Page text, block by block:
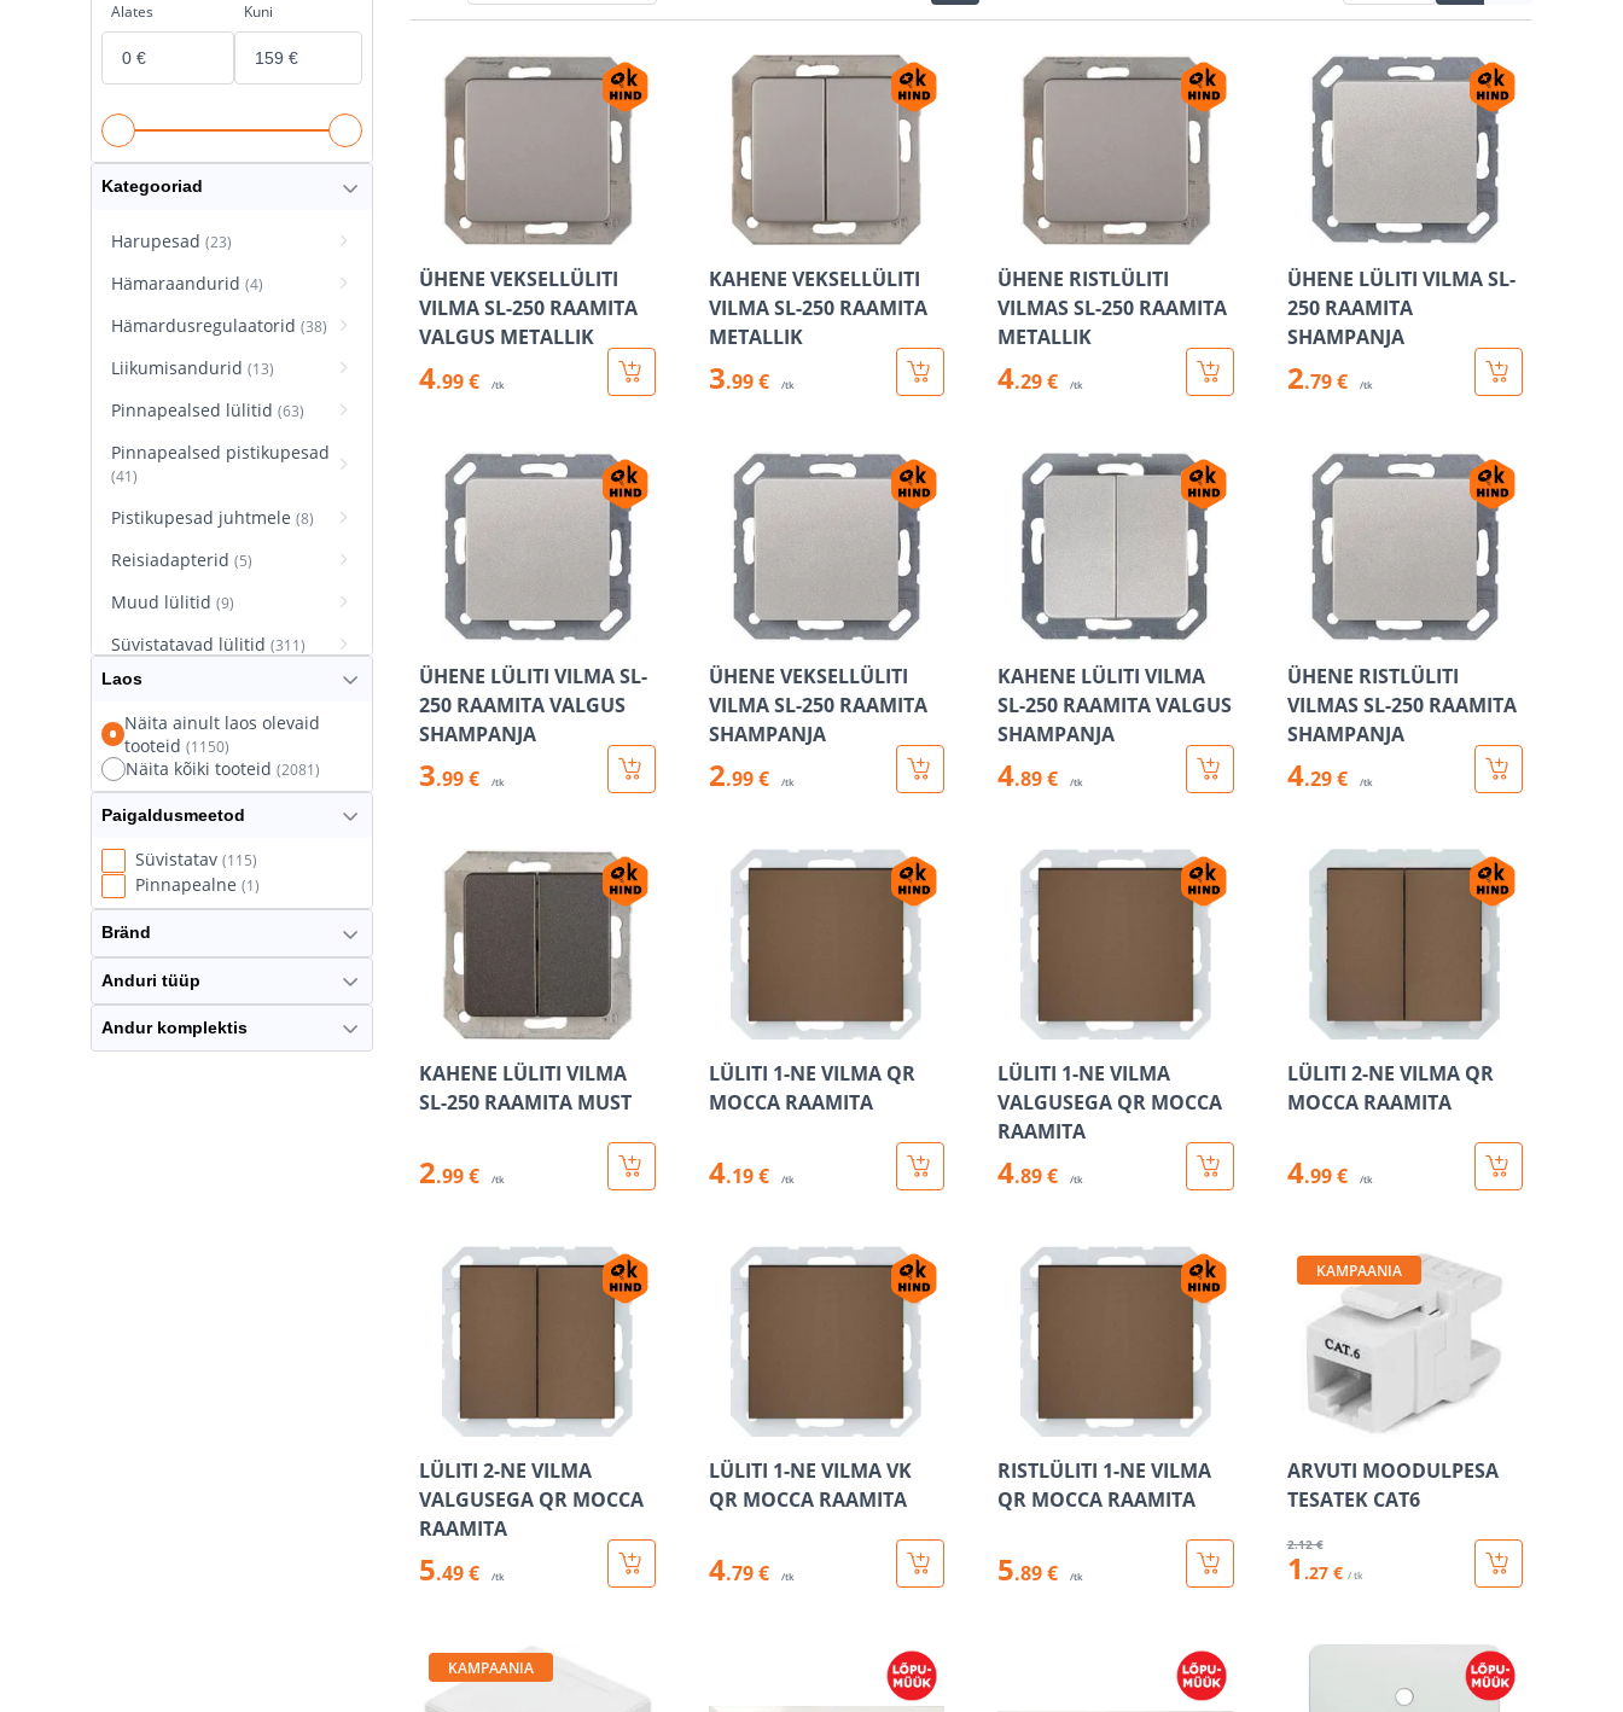
ÜHENE VEKSELLÜLITI
VILMA SL-250 RAAMITA
VALGUS METALLIK
4.99 € /tk
KAHENE VEKSELLÜLITI
VILMA SL-250 RAAMITA
METALLIK
3.99 € /tk
ÜHENE RISTLÜLITI
VILMAS SL-250 RAAMITA
METALLIK
4.29 € /tk
ÜHENE LÜLITI VILMA SL-
250 RAAMITA
SHAMPANJA
2.79 € /tk
ÜHENE LÜLITI VILMA SL-
250 RAAMITA VALGUS
SHAMPANJA
3.99 € /tk
ÜHENE VEKSELLÜLITI
VILMA SL-250 RAAMITA
SHAMPANJA
2.99 € /tk
KAHENE LÜLITI VILMA
SL-250 RAAMITA VALGUS
SHAMPANJA
4.89 € /tk
ÜHENE RISTLÜLITI
VILMAS SL-250 RAAMITA
SHAMPANJA
4.29 € /tk
KAHENE LÜLITI VILMA
SL-250 RAAMITA MUST
2.99 € /tk
LÜLITI 1-NE VILMA QR
MOCCA RAAMITA
4.19 € /tk
LÜLITI 1-NE VILMA
VALGUSEGA QR MOCCA
RAAMITA
4.89 € /tk
LÜLITI 2-NE VILMA QR
MOCCA RAAMITA
4.99 € /tk
LÜLITI 2-NE VILMA
VALGUSEGA QR MOCCA
RAAMITA
5.49 € /tk
LÜLITI 1-NE VILMA VK
QR MOCCA RAAMITA
4.79 € /tk
RISTLÜLITI 1-NE VILMA
QR MOCCA RAAMITA
5.89 € /tk
KAMPAANIA
ARVUTI MOODULPESA
TESATEK CAT6
2.12 €
1 .27 € / tk
KAMPAANIA
Alates Kuni
Kategooriad
Harupesad (23)
Hämaraandurid (4)
Hämardusregulaatorid (38)
Liikumisandurid (13)
Pinnapealsed lülitid (63)
Pinnapealsed pistikupesad
(41)
Pistikupesad juhtmele (8)
Reisiadapterid (5)
Muud lülitid (9)
Süvistatavad lülitid (311)
Süvistatavad pistikupesad
Termostaatlülitid
Laos
Näita ainult laos olevaid
tooteid (1150)
Näita kõiki tooteid (2081)
Paigaldusmeetod
Süvistatav (115)
Pinnapealne (1)
Bränd
Anduri tüüp
Andur komplektis